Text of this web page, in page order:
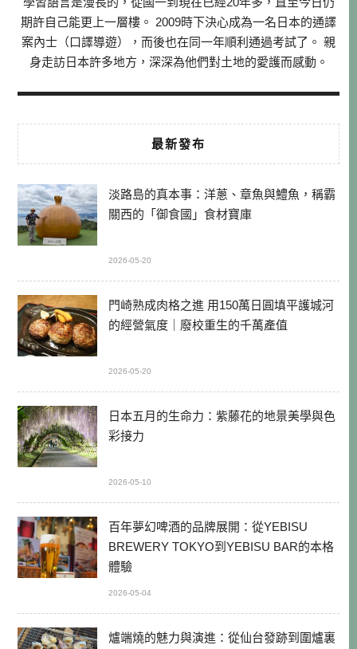
期許自己能更上一層樓。 2009時下決心成為一名日本的通譯
案內士（口譯導遊），而後也在同一年順利通過考試了。 親
身走訪日本許多地方，深深為他們對土地的愛護而感動。
最新發布
淡路島的真本事：洋蔥、章魚與鱧魚，稱霸
關西的「御食國」食材寶庫
2026-05-20
門崎熟成肉格之進 用150萬日圓填平護城河
的經營氣度｜廢校重生的千萬產值
2026-05-20
日本五月的生命力：紫藤花的地景美學與色
彩接力
2026-05-10
百年夢幻啤酒的品牌展開：從YEBISU
BREWERY TOKYO到YEBISU BAR的本格
體驗
2026-05-04
爐端燒的魅力與演進：從仙台發跡到圍爐裏